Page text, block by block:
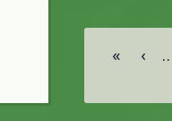
Σελίδες
« ‹